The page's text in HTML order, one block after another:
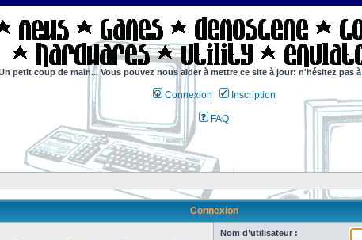
petit coup de main... Vous pouvez nous aider à mettre ce site à jour: n'hésitez pas à
Connexion Inscription
FAQ
Connexion
Nom d’utilisateur :